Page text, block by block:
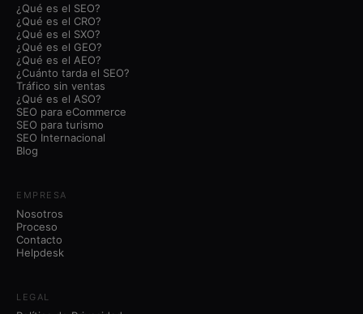
¿Qué es el SEO?
¿Qué es el CRO?
¿Qué es el SXO?
¿Qué es el GEO?
¿Qué es el AEO?
¿Cuánto tarda el SEO?
Tráfico sin ventas
¿Qué es el ASO?
SEO para eCommerce
SEO para turismo
SEO Internacional
Blog
EMPRESA
Nosotros
Proceso
Contacto
Helpdesk
LEGAL